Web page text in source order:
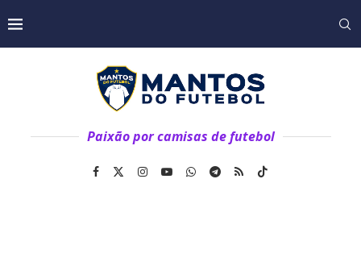
Paixão por camisas de futebol